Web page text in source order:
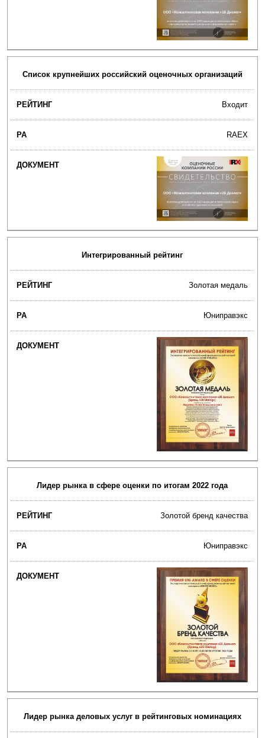
Список крупнейших российский оценочных организаций
Входит
RAEX
Интегрированный рейтинг
Золотая медаль
Юниправэкс
Лидер рынка в сфере оценки по итогам 2022 года
Золотой бренд качества
Юниправэкс
Лидер рынка деловых услуг в рейтинговых номинациях